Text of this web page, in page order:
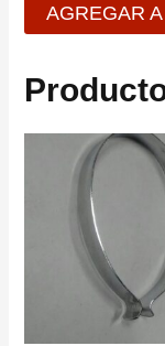
AGREGAR